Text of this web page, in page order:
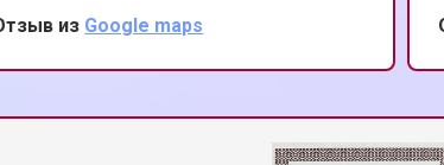
оперативностью. Спасибо за
восстановление моего помощника в
быту!
из Google maps